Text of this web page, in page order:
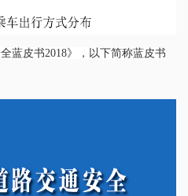
蓝皮书2018》，以下简称蓝皮书